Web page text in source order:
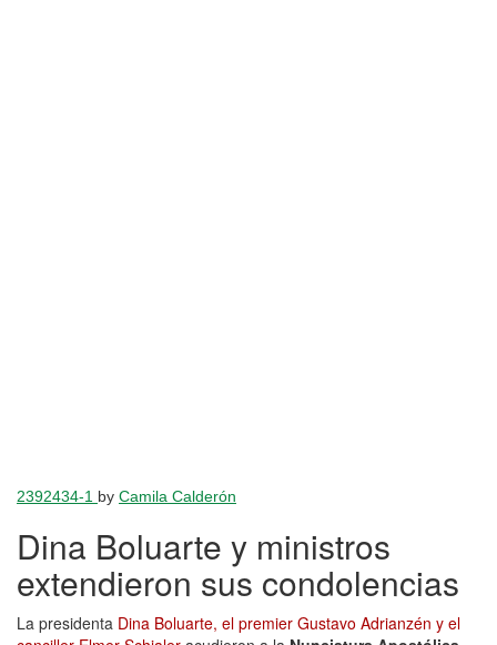
2392434-1 by Camila Calderón
Dina Boluarte y ministros
extendieron sus condolencias
La presidenta Dina Boluarte, el premier Gustavo Adrianzén y el